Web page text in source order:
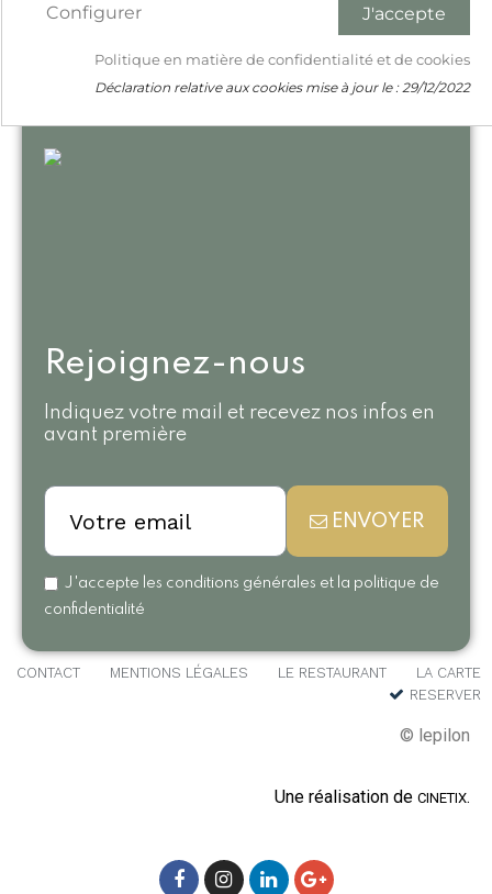
Restaurant Guru
Rejoignez-nous
Indiquez votre mail et recevez nos infos en
avant première
ENVOYER
J'accepte les conditions générales et la politique de
confidentialité
CONTACT MENTIONS LÉGALES LE RESTAURANT
LA CARTE
RESERVER
© lepilon
Une réalisation de CINETIX.
J'accepte
Configurer
Politique en matière de confidentialité et de cookies
Déclaration relative aux cookies mise à jour le :29/12/2022